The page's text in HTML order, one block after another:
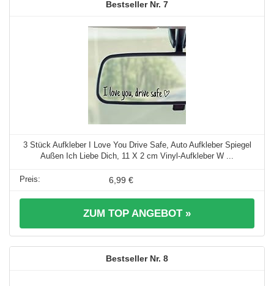
7
3 Stück Aufkleber I Love You Drive Safe, Auto Aufkleber Spiegel
Außen Ich Liebe Dich, 11 X 2 cm Vinyl-Aufkleber W ...
6,99 €
ZUM TOP ANGEBOT »
8